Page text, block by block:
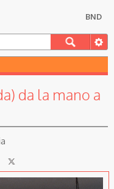
BND
da la mano a